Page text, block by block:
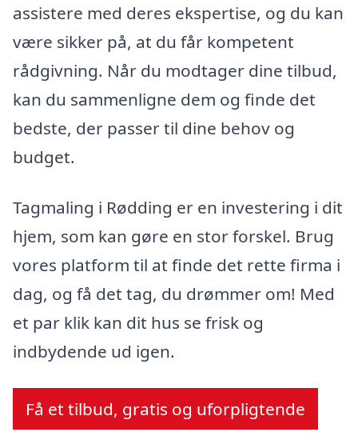
assistere med deres ekspertise, og du kan
være sikker på, at du får kompetent
rådgivning. Når du modtager dine tilbud,
kan du sammenligne dem og finde det
bedste, der passer til dine behov og
budget.
Tagmaling i Rødding er en investering i dit
hjem, som kan gøre en stor forskel. Brug
vores platform til at finde det rette firma i
dag, og få det tag, du drømmer om! Med
et par klik kan dit hus se frisk og
indbydende ud igen.
Få et tilbud, gratis og uforpligtende